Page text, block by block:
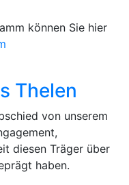
können Sie hier
Thelen
von unserem
diesen Träger über
haben.